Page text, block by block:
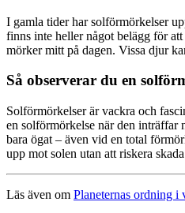
I gamla tider har solförmörkelser
finns inte heller något belägg för
mörker mitt på dagen. Vissa djur
Så observerar du en
Solförmörkelser är vackra och
en solförmörkelse när den inträffar
bara ögat – även vid en total
upp mot solen utan att riskera
Läs även om Planeternas ordning i